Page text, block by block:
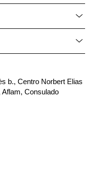
b., Centro Norbert Elias
Consulado